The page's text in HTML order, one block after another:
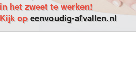
in het zweet te werken!
Kijk opeenvoudig-afvallen.nl